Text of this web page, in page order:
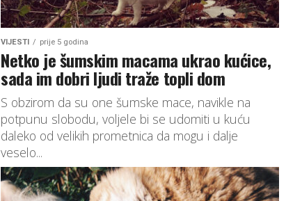
VIJESTI prije 5 godina
Netko je šumskim macama ukrao kućice,
sada im dobri ljudi traže topli dom
S obzirom da su one šumske mace, navikle na
potpunu slobodu, voljele bi se udomiti u kuću
daleko od velikih prometnica da mogu i dalje
veselo...